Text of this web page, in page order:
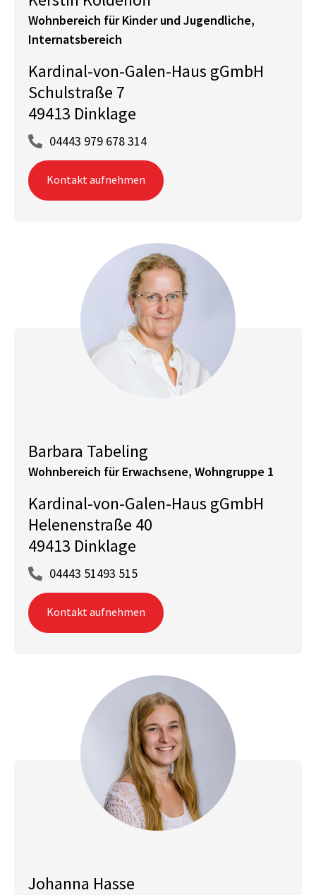
Wohnbereich für Kinder und Jugendliche,
Internatsbereich
Kardinal-von-Galen-Haus gGmbH
Schulstraße 7
49413 Dinklage
04443 979 678 314
Kontakt aufnehmen
Barbara Tabeling
Wohnbereich für Erwachsene, Wohngruppe 1
Kardinal-von-Galen-Haus gGmbH
Helenenstraße 40
49413 Dinklage
04443 51493 515
Kontakt aufnehmen
Johanna Hasse